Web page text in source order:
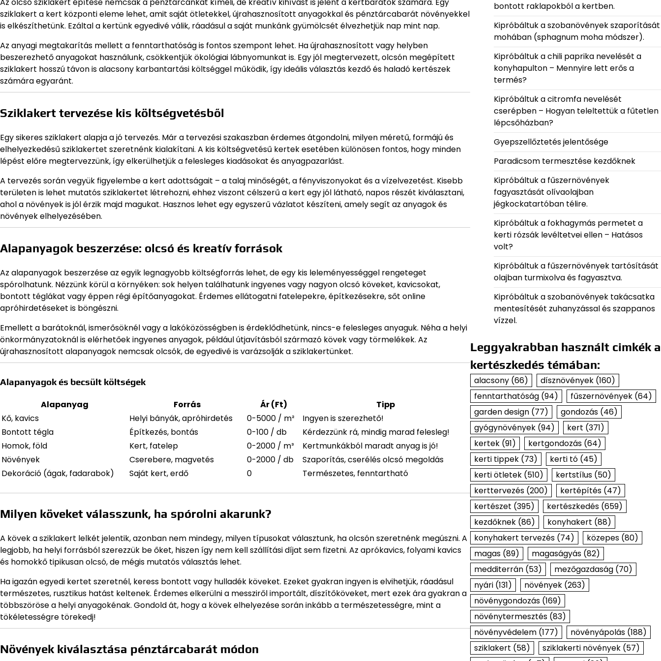
sziklakert a kert központi eleme lehet, amit saját ötletekkel, újrahasznosított anyagokkal és pénztárcabarát növényekkel
is elkészíthetünk. Ezáltal a kertünk egyedivé válik, ráadásul a saját munkánk gyümölcsét élvezhetjük nap mint nap.
Az anyagi megtakarítás mellett a fenntarthatóság is fontos szempont lehet. Ha újrahasznosított vagy helyben
beszerezhető anyagokat használunk, csökkentjük ökológiai lábnyomunkat is. Egy jól megtervezett, olcsón megépített
sziklakert hosszú távon is alacsony karbantartási költséggel működik, így ideális választás kezdő és haladó kertészek
számára egyaránt.
Sziklakert tervezése kis költségvetésből
Egy sikeres sziklakert alapja a jó tervezés. Már a tervezési szakaszban érdemes átgondolni, milyen méretű, formájú és
elhelyezkedésű sziklakertet szeretnénk kialakítani. A kis költségvetésű kertek esetében különösen fontos, hogy minden
lépést előre megtervezzünk, így elkerülhetjük a felesleges kiadásokat és anyagpazarlást.
A tervezés során vegyük figyelembe a kert adottságait – a talaj minőségét, a fényviszonyokat és a vízelvezetést. Kisebb
területen is lehet mutatós sziklakertet létrehozni, ehhez viszont célszerű a kert egy jól látható, napos részét kiválasztani,
ahol a növények is jól érzik majd magukat. Hasznos lehet egy egyszerű vázlatot készíteni, amely segít az anyagok és
növények elhelyezésében.
Alapanyagok beszerzése: olcsó és kreatív források
Az alapanyagok beszerzése az egyik legnagyobb költségforrás lehet, de egy kis leleményességgel rengeteget
spórolhatunk. Nézzünk körül a környéken: sok helyen találhatunk ingyenes vagy nagyon olcsó köveket, kavicsokat,
bontott téglákat vagy éppen régi építőanyagokat. Érdemes ellátogatni fatelepekre, építkezésekre, sőt online
apróhirdetéseket is böngészni.
Emellett a barátoknál, ismerősöknél vagy a lakóközösségben is érdeklődhetünk, nincs-e felesleges anyaguk. Néha a helyi
önkormányzatoknál is elérhetőek ingyenes anyagok, például útjavításból származó kövek vagy törmelékek. Az
újrahasznosított alapanyagok nemcsak olcsók, de egyedivé is varázsolják a sziklakertünket.
Alapanyagok és becsült költségek
Alapanyag Forrás Ár (Ft)
Tipp
Kő, kavics
Helyi bányák, apróhirdetés 0-5000 / m²
Ingyen is szerezhető!
Bontott tégla
Építkezés, bontás 0-100 / db
Kérdezzünk rá, mindig marad felesleg!
Homok, föld
Kert, fatelep 0-2000 / m³
Kertmunkákból maradt anyag is jó!
Növények
Cserebere, magvetés 0-2000 / db
Szaporítás, cserélés olcsó megoldás
Dekoráció (ágak, fadarabok)
Saját kert, erdő 0 Természetes, fenntartható
Milyen köveket válasszunk, ha spórolni akarunk?
A kövek a sziklakert lelkét jelentik, azonban nem mindegy, milyen típusokat választunk, ha olcsón szeretnénk megúszni. A
legjobb, ha helyi forrásból szerezzük be őket, hiszen így nem kell szállítási díjat sem fizetni. Az aprókavics, folyami kavics
és homokkő tipikusan olcsó, de mégis mutatós választás lehet.
Ha igazán egyedi kertet szeretnél, keress bontott vagy hulladék köveket. Ezeket gyakran ingyen is elvihetjük, ráadásul
természetes, rusztikus hatást keltenek. Érdemes elkerülni a messziről importált, díszítőköveket, mert ezek ára gyakran a
többszöröse a helyi anyagokénak. Gondold át, hogy a kövek elhelyezése során inkább a természetességre, mint a
tökéletességre törekedj!
Növények kiválasztása pénztárcabarát módon
bontott raklapokból a kertben.
Kipróbáltuk a szobanövények szaporítását
mohában (sphagnum moha módszer).
Kipróbáltuk a chili paprika nevelését a
konyhapulton – Mennyire lett erős a
termés?
Kipróbáltuk a citromfa nevelését
cserépben – Hogyan teleltettük a fűtetlen
lépcsőházban?
Gyepszellőztetés jelentősége
Paradicsom termesztése kezdőknek
Kipróbáltuk a fűszernövények
fagyasztását olívaolajban
jégkockatartóban télire.
Kipróbáltuk a fokhagymás permetet a
kerti rózsák levéltetvei ellen – Hatásos
volt?
Kipróbáltuk a fűszernövények tartósítását
olajban turmixolva és fagyasztva.
Kipróbáltuk a szobanövények takácsatka
mentesítését zuhanyzással és szappanos
vízzel.
Leggyakrabban használt cimkék a
kertészkedés témában:
alacsony(66) dísznövények(160)
fenntarthatóság(94) fűszernövények(64)
garden design(77) gondozás(46)
gyógynövények(94) kert (371)
kertek(91) kertgondozás(64)
kerti tippek(73) kerti tó(45)
kerti ötletek(510) kertstílus(50)
kerttervezés(200) kertépítés(47)
kertészet (395) kertészkedés(659)
kezdőknek(86) konyhakert (88)
konyhakert tervezés(74) közepes(80)
magas(89) magaságyás(82)
medditerrán(53) mezőgazdaság(70)
nyári(131) növények(263)
növénygondozás(169)
növénytermesztés(83)
növényvédelem(177) növényápolás(188)
sziklakert (58) sziklakerti növények(57)